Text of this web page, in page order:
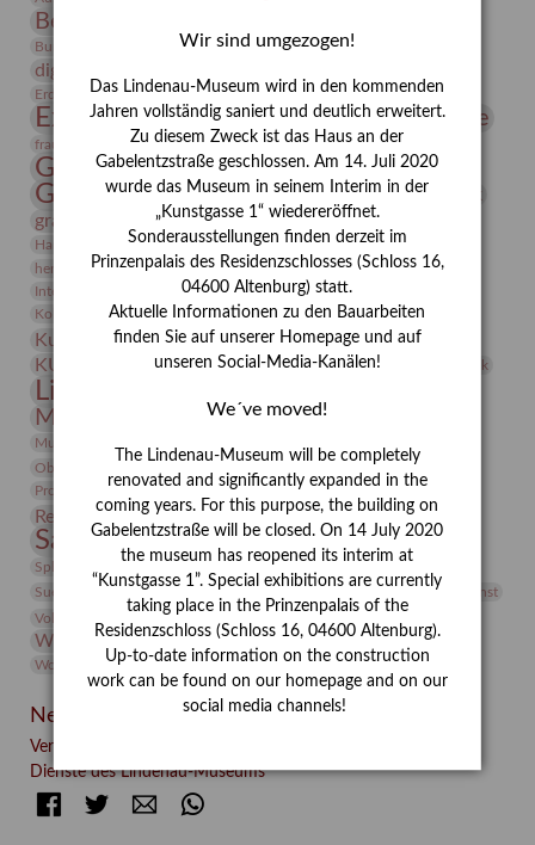
Bernhard August von Lindenau
Burg Posterstein Conrad Felixmüller Depot
digitallabor
Erdmann Julius Dietrich
Erlebnisportal estrusker Exlibris
Expressionismus Festrede Florenz Fotografie
frauen Frauen in der Antike und heute
Gerhard-Altenbourg-Preis
Gerhard Altenbourg
Gerhard Kurt Müller
grafische sammlung griechische Mythologie
Hanns-Conon von der Gabelentz Heinrich Kirchhoff Heldinnen
herman de vries Humboldt
Insekten
Integriertes Schädlingsmanagement
Italien Jahresempfang
Kolosseum
Kooperationsausstellung Korkmodelle Kunst
Kunstmuseum Kunstvermittlung Kunst von Kühl
KUNSTWAND Kurs Künstler Künstlerin Lehmbruck
Lindenau-Museum
Museumsgeschichte Museumsnacht
Museumspädagogik Natur
Objekt im Fokus
Phelloplastik
Pohlhof
Provenienz
Provenienzforschung
Restaurierung Rudi Lesser Ruth Wolf-Rehfeld
Sammlung Samstagszeichner Skulptur
Sonderausstellung
Sphinx
studio Studio Bildende Kunst
Suermondt-Ludwig-Museum
Vermittlung
Videokunst
Volontariat
Walter Rheiner Werefkin
Werkbetrachtung Winter Wissenschaft
Wolf and Dog
Wolf und Hund
Zirkuswoche
Neueste Beiträge
Verschenkt, verkauft, vergessen? – Kunstdetektivinnen im
Dienste des Lindenau-Museums
FacebookTwitter E-mail
Wir sind umgezogen!
Das Lindenau-Museum wird in den kommenden
Jahren vollständig saniert und deutlich erweitert.
Zu diesem Zweck ist das Haus an der
Gabelentzstraße geschlossen. Am 14. Juli 2020
wurde das Museum in seinem Interim in der
„Kunstgasse 1“ wiedereröffnet.
Sonderausstellungen finden derzeit im
Prinzenpalais des Residenzschlosses (Schloss 16,
04600 Altenburg) statt.
Aktuelle Informationen zu den Bauarbeiten
finden Sie auf unserer Homepage und auf
unseren Social-Media-Kanälen!
We´ve moved!
The Lindenau-Museum will be completely
renovated and significantly expanded in the
coming years. For this purpose, the building on
Gabelentzstraße will be closed. On 14 July 2020
the museum has reopened its interim at
“Kunstgasse 1”. Special exhibitions are currently
taking place in the Prinzenpalais of the
Residenzschloss (Schloss 16, 04600 Altenburg).
Up-to-date information on the construction
work can be found on our homepage and on our
social media channels!